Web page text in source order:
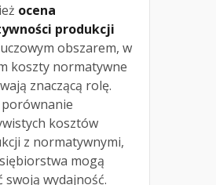
ocena
produkcji
obszarem, w
koszty normatywne
znaczącą rolę.
porównanie
kosztów
z normatywnymi,
mogą
swoją wydajność.